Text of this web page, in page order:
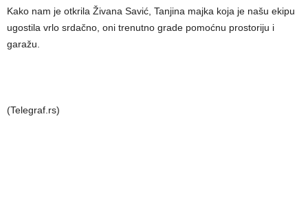
Kako nam je otkrila Živana Savić, Tanjina majka koja je našu ekipu
ugostila vrlo srdačno, oni trenutno grade pomoćnu prostoriju i
garažu.
(Telegraf.rs)